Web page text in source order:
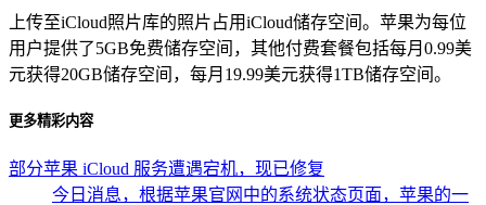
上传至iCloud照片库的照片占用iCloud储存空间。苹果为每位
用户提供了5GB免费储存空间，其他付费套餐包括每月0.99美
元获得20GB储存空间，每月19.99美元获得1TB储存空间。
更多精彩内容
部分苹果 iCloud 服务遭遇宕机，现已修复
今日消息，根据苹果官网中的系统状态页面，苹果的一